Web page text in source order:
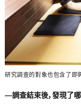
研究調查的對象也包含了即
―調查結束後，發現了哪